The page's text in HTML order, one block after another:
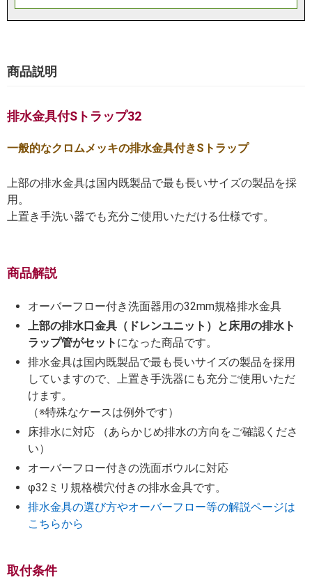
商品説明
排水金具付Sトラップ32
一般的なクロムメッキの排水金具付きSトラップ
上部の排水金具は国内既製品で最も長いサイズの製品を採
用。
上置き手洗い器でも充分ご使用いただける仕様です。
商品解説
オーバーフロー付き洗面器用の32mm規格排水金具
上部の排水口金具（ドレンユニット）と床用の排水ト
ラップ管がセット になった商品です。
排水金具は国内既製品で最も長いサイズの製品を採用
していますので、上置き手洗器にも充分ご使用いただ
けます。
（※特殊なケースは例外です）
床排水に対応 （あらかじめ排水の方向をご確認くださ
い）
オーバーフロー付きの洗面ボウルに対応
φ32ミリ規格横穴付きの排水金具です。
排水金具の選び方やオーバーフロー等の解説ページは
こちらから
取付条件